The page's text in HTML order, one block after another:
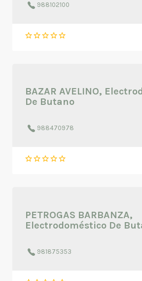
988102100
BAZAR AVELINO,
De Butano
988470978
PETROGAS BARBANZA,
Electrodoméstico De
981875353